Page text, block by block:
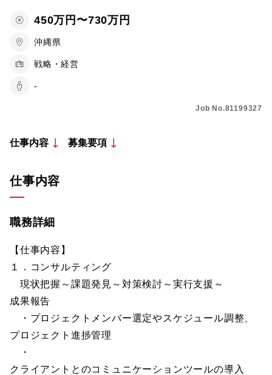
450万円〜730万円
沖縄県
戦略・経営
-
Job No.81199327
仕事内容 募集要項
仕事内容
職務詳細
【仕事内容】
１．コンサルティング
現状把握～課題発見～対策検討～実行支援～
成果報告
・プロジェクトメンバー選定やスケジュール調整、
プロジェクト進捗管理
・
クライアントとのコミュニケーションツールの導入